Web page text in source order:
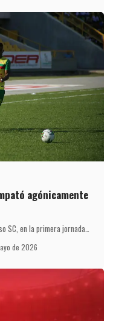
agónicamente
SC, en la primera jornada…
de 2026